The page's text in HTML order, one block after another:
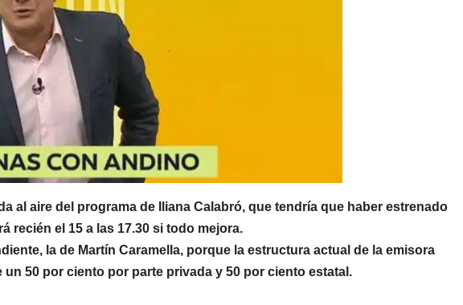
al aire del programa de Iliana Calabró, que tendría que haber estrenado
recién el 15 a las 17.30 si todo mejora.
la de Martín Caramella, porque la estructura actual de la emisora
50 por ciento por parte privada y 50 por ciento estatal.